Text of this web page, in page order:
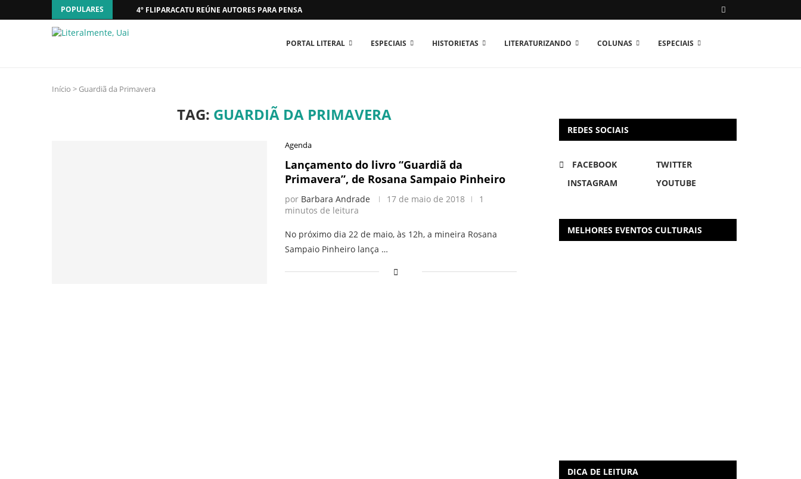
POPULARES 4º FLIPARACATU REÚNE AUTORES PARA PENSAR O MUNDO...
PORTAL LITERAL ESPECIAIS HISTORIETAS LITERATURIZANDO COLUNAS ESPECIAIS
Início > Guardiã da Primavera
TAG: GUARDIÃ DA PRIMAVERA
Agenda
Lançamento do livro “Guardiã da
Primavera”, de Rosana Sampaio Pinheiro
por Barbara Andrade 17 de maio de 2018
1
minutos de leitura
No próximo dia 22 de maio, às 12h, a mineira Rosana
Sampaio Pinheiro lança …
REDES SOCIAIS
FACEBOOK
TWITTER
INSTAGRAM
YOUTUBE
MELHORES EVENTOS CULTURAIS
DICA DE LEITURA